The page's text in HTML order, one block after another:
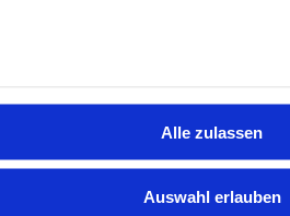
Alle zulassen
Auswahl erlauben
German Sustainability, our
feel free to contact us.